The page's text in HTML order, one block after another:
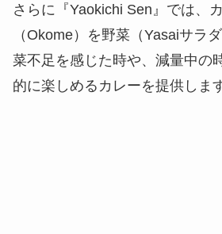
さらに『Yaokichi Sen』では、
（Okome）を野菜（Yasaiサラ
菜不足を感じた時や、減量中の
的に楽しめるカレーを提供しま